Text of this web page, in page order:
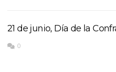
21 de junio, Día de la
0